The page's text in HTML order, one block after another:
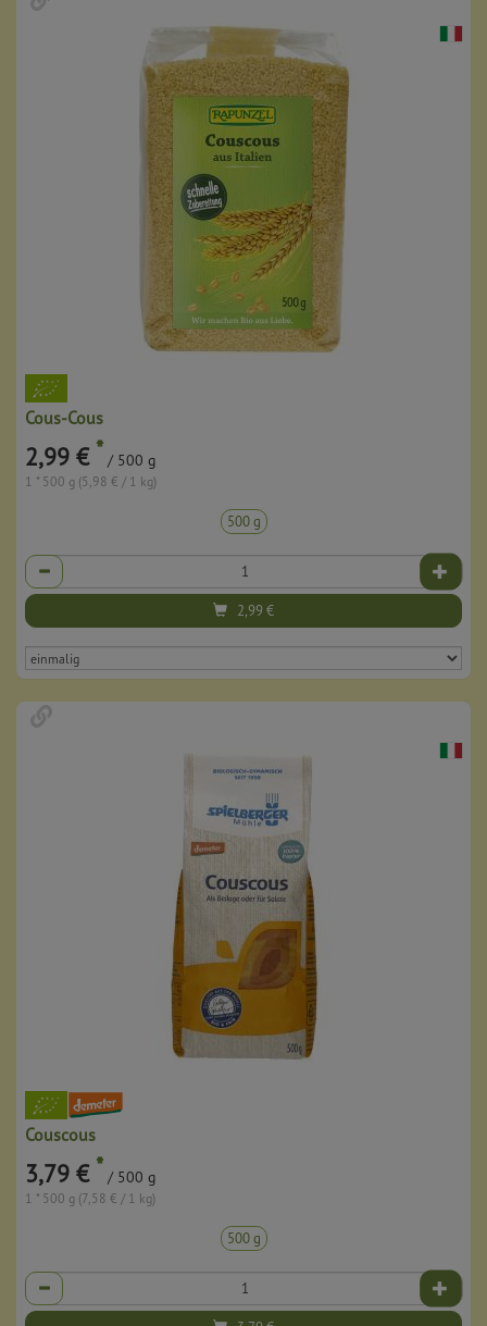
Cous-Cous
2,99 € * / 500 g
1 * 500 g (5,98 € / 1 kg)
500 g
Anzahl
2,99€
Couscous
3,79 € * / 500 g
1 * 500 g (7,58 € / 1 kg)
500 g
Anzahl